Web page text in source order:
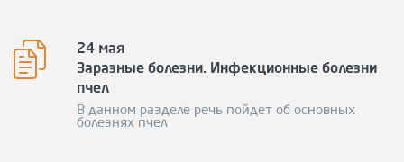
24 мая
Заразные болезни. Инфекционные болезни
пчел
В данном разделе речь пойдет об основных
болезнях пчел